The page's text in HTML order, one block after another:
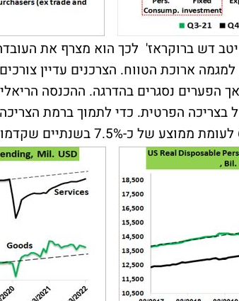
לכך הוא מצרף את
ארוכת הטווח. הצרכנים עדיין
הפערים נסגרים בהדרגה. ההכנסה
בצריכה הפרטית. כדי לתמוך ברמת